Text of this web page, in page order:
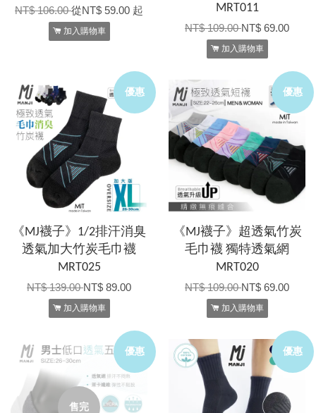
NT$ 106.00從NT$ 59.00 起
加入購物車
MRT011
NT$ 109.00NT$ 69.00
加入購物車
優惠
《MJ襪子》1/2排汗消臭
透氣加大竹炭毛巾襪
MRT025
NT$ 139.00NT$ 89.00
加入購物車
優惠
《MJ襪子》超透氣竹炭
毛巾襪 獨特透氣網
MRT020
NT$ 109.00NT$ 69.00
加入購物車
優惠
售完
優惠